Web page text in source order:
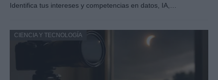
Identifica tus intereses y competencias en datos, IA,…
CIENCIA Y TECNOLOGÍA